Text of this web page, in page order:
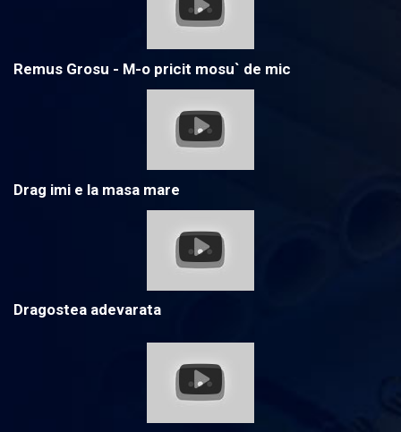
Remus Grosu - M-o pricit mosu` de mic
Drag imi e la masa mare
Dragostea adevarata